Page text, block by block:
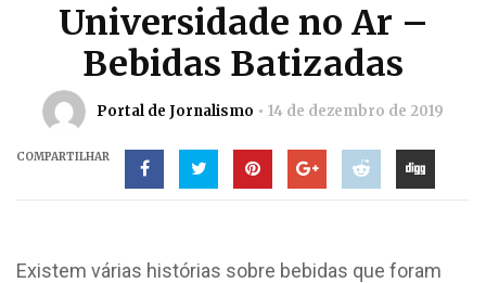
Universidade no Ar –
Bebidas Batizadas
Portal de Jornalismo 14 de dezembro de 2019
COMPARTILHAR
Existem várias histórias sobre bebidas que foram